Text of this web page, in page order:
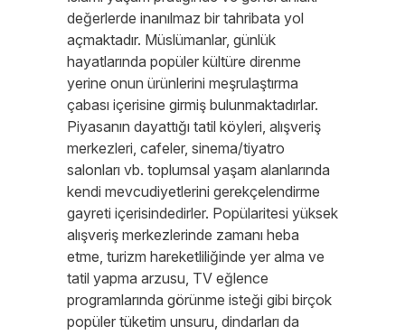
değerlerde inanılmaz bir tahribata yol
açmaktadır. Müslümanlar, günlük
hayatlarında popüler kültüre direnme
yerine onun ürünlerini meşrulaştırma
çabası içerisine girmiş bulunmaktadırlar.
Piyasanın dayattığı tatil köyleri, alışveriş
merkezleri, cafeler, sinema/tiyatro
salonları vb. toplumsal yaşam alanlarında
kendi mevcudiyetlerini gerekçelendirme
gayreti içerisindedirler. Popülaritesi yüksek
alışveriş merkezlerinde zamanı heba
etme, turizm hareketliliğinde yer alma ve
tatil yapma arzusu, TV eğlence
programlarında görünme isteği gibi birçok
popüler tüketim unsuru, dindarları da